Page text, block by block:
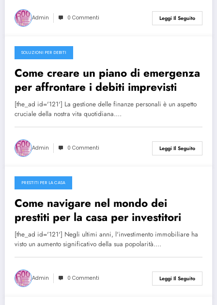
Admin 0 Commenti Leggi Il Seguito
27/12/2024
SOLUZIONI PER DEBITI
Come creare un piano di emergenza
per affrontare i debiti imprevisti
[the_ad id='121'] La gestione delle finanze personali è un aspetto
cruciale della nostra vita quotidiana.…
Admin 0 Commenti Leggi Il Seguito
27/12/2024
PRESTITI PER LA CASA
Come navigare nel mondo dei
prestiti per la casa per investitori
[the_ad id='121'] Negli ultimi anni, l'investimento immobiliare ha
visto un aumento significativo della sua popolarità.…
Admin 0 Commenti Leggi Il Seguito